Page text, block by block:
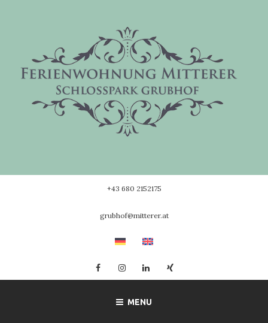
+43 680 2152175
grubhof@mitterer.at
FacebookInstagram
–
Mitterer
Linkedin
MENU